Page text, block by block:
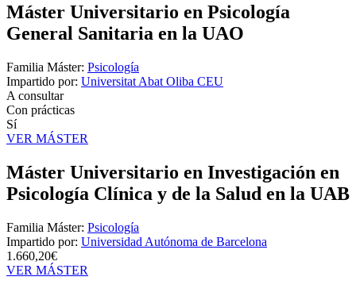
Máster Universitario en Psicología
General Sanitaria en la UAO
Familia Máster: Psicología
Impartido por: Universitat Abat Oliba CEU
A consultar
Con prácticas
Sí
VER MÁSTER
Máster Universitario en Investigación en
Psicología Clínica y de la Salud en la UAB
Familia Máster: Psicología
Impartido por: Universidad Autónoma de Barcelona
1.660,20€
VER MÁSTER